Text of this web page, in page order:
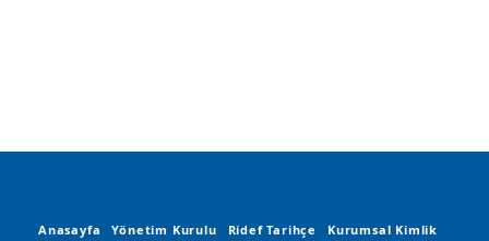
Anasayfa Yönetim Kurulu Ridef Tarihçe Kurumsal Kimlik